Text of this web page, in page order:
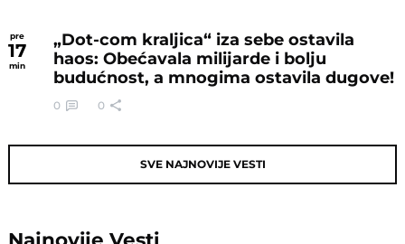
pre
17
min
„Dot-com kraljica“ iza sebe ostavila
haos: Obećavala milijarde i bolju
budućnost, a mnogima ostavila dugove!
0 0
SVE NAJNOVIJE VESTI